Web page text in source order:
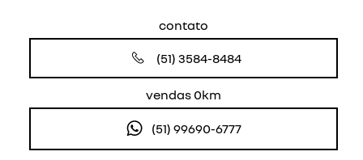
contato
(51) 3584-8484
vendas 0km
(51) 99690-6777